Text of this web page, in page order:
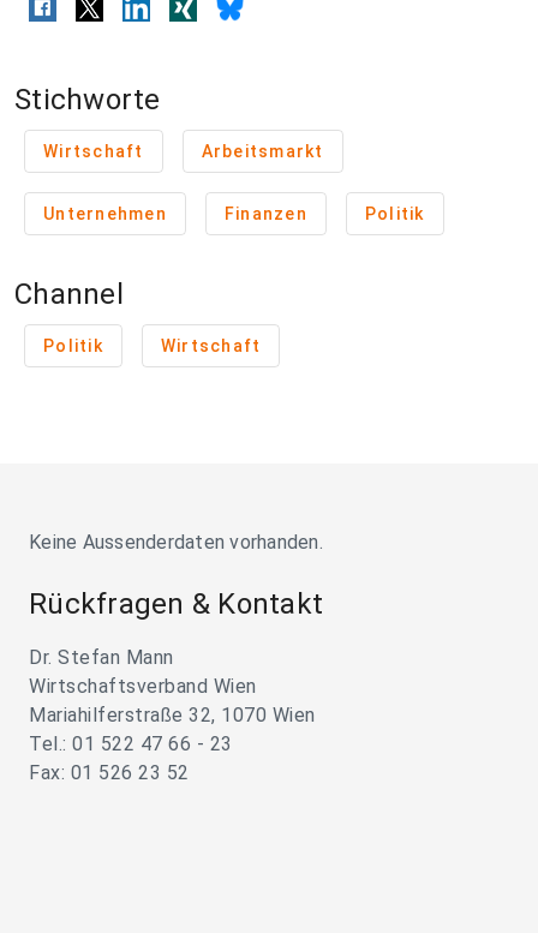
Stichworte
Wirtschaft Arbeitsmarkt
Unternehmen Finanzen Politik
Channel
Politik Wirtschaft
Keine Aussenderdaten vorhanden.
Rückfragen & Kontakt
Dr. Stefan Mann
Wirtschaftsverband Wien
Mariahilferstraße 32, 1070 Wien
Tel.: 01 522 47 66 - 23
Fax: 01 526 23 52